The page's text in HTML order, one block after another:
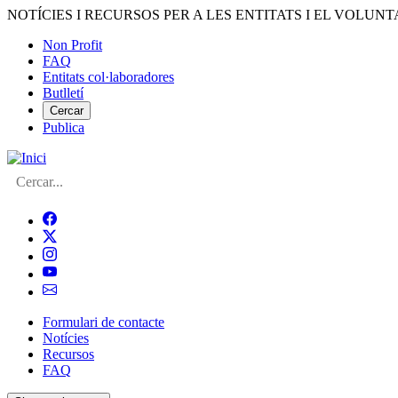
Vés
contingut
NOTÍCIES I RECURSOS PER A LES ENTITATS I EL
Menú
del
compte
d'usuari
Non Profit
FAQ
Entitats col·laboradores
Butlletí
Cercar
Publica
Cerca
Navegació
principal
de
Formulari de contacte
Notícies
Recursos
FAQ